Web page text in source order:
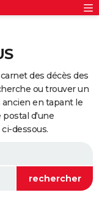
des décès des
ou trouver un
ancien en tapant le
postal d'une
dessous.